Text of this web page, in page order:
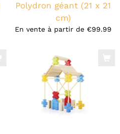
Polydron géant (21 x 21
cm)
En vente à partir de €99.99